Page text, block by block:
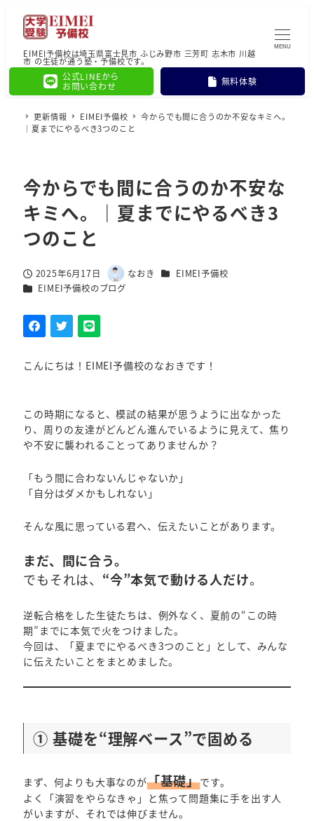
EIMEI予備校は埼玉県富士見市 ふじみ野市 三芳町 志木市 川越
市 の生徒が通う塾・予備校です。
公式LINEから
お問い合わせ
無料体験
MENU
更新情報 EIMEI予備校
今からでも間に合うのか不安なキミへ。
｜夏までにやるべき3つのこと
今からでも間に合うのか不安な
キミへ。｜夏までにやるべき3
つのこと
投稿日2025年6月17日
著
者
なおき カテゴリー
EIMEI予備校
カテゴリー
EIMEI予備校のブログ
こんにちは！EIMEI予備校のなおきです！
この時期になると、模試の結果が思うように出なかった
り、周りの友達がどんどん進んでいるように見えて、焦り
や不安に襲われることってありませんか？
「もう間に合わないんじゃないか」
「自分はダメかもしれない」
そんな風に思っている君へ、伝えたいことがあります。
まだ、間に合う。
でもそれは、 “今”本気で動ける人だけ。
逆転合格をした生徒たちは、例外なく、夏前の“この時
期”までに本気で火をつけました。
今回は、「夏までにやるべき3つのこと」として、みんな
に伝えたいことをまとめました。
① 基礎を“理解ベース”で固める
まず、何よりも大事なのが「基礎」です。
よく「演習をやらなきゃ」と焦って問題集に手を出す人
がいますが、それでは伸びません。